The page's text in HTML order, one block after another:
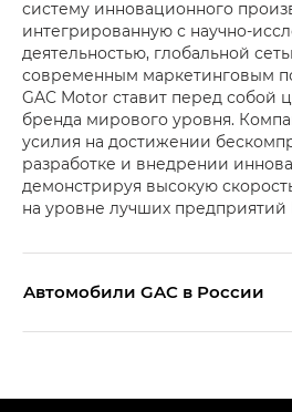
систему инновационного
интегрированную с научно-
деятельностью, глобальной
современным маркетинговым
GAC Motor ставит перед собой
бренда мирового уровня.
усилия на достижении
разработке и внедрении
демонстрируя высокую
на уровне лучших предприятий
Aвтомобили GAC в России
Эс Икс ПРЕМИУМ — SX